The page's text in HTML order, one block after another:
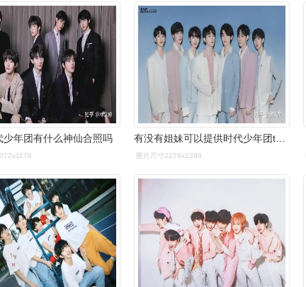
少年团有什么神仙合照吗 有没有姐妹可以提供时代少年团tnt(含有7人的)超高清电脑壁纸啊?
图片尺寸2276x1280